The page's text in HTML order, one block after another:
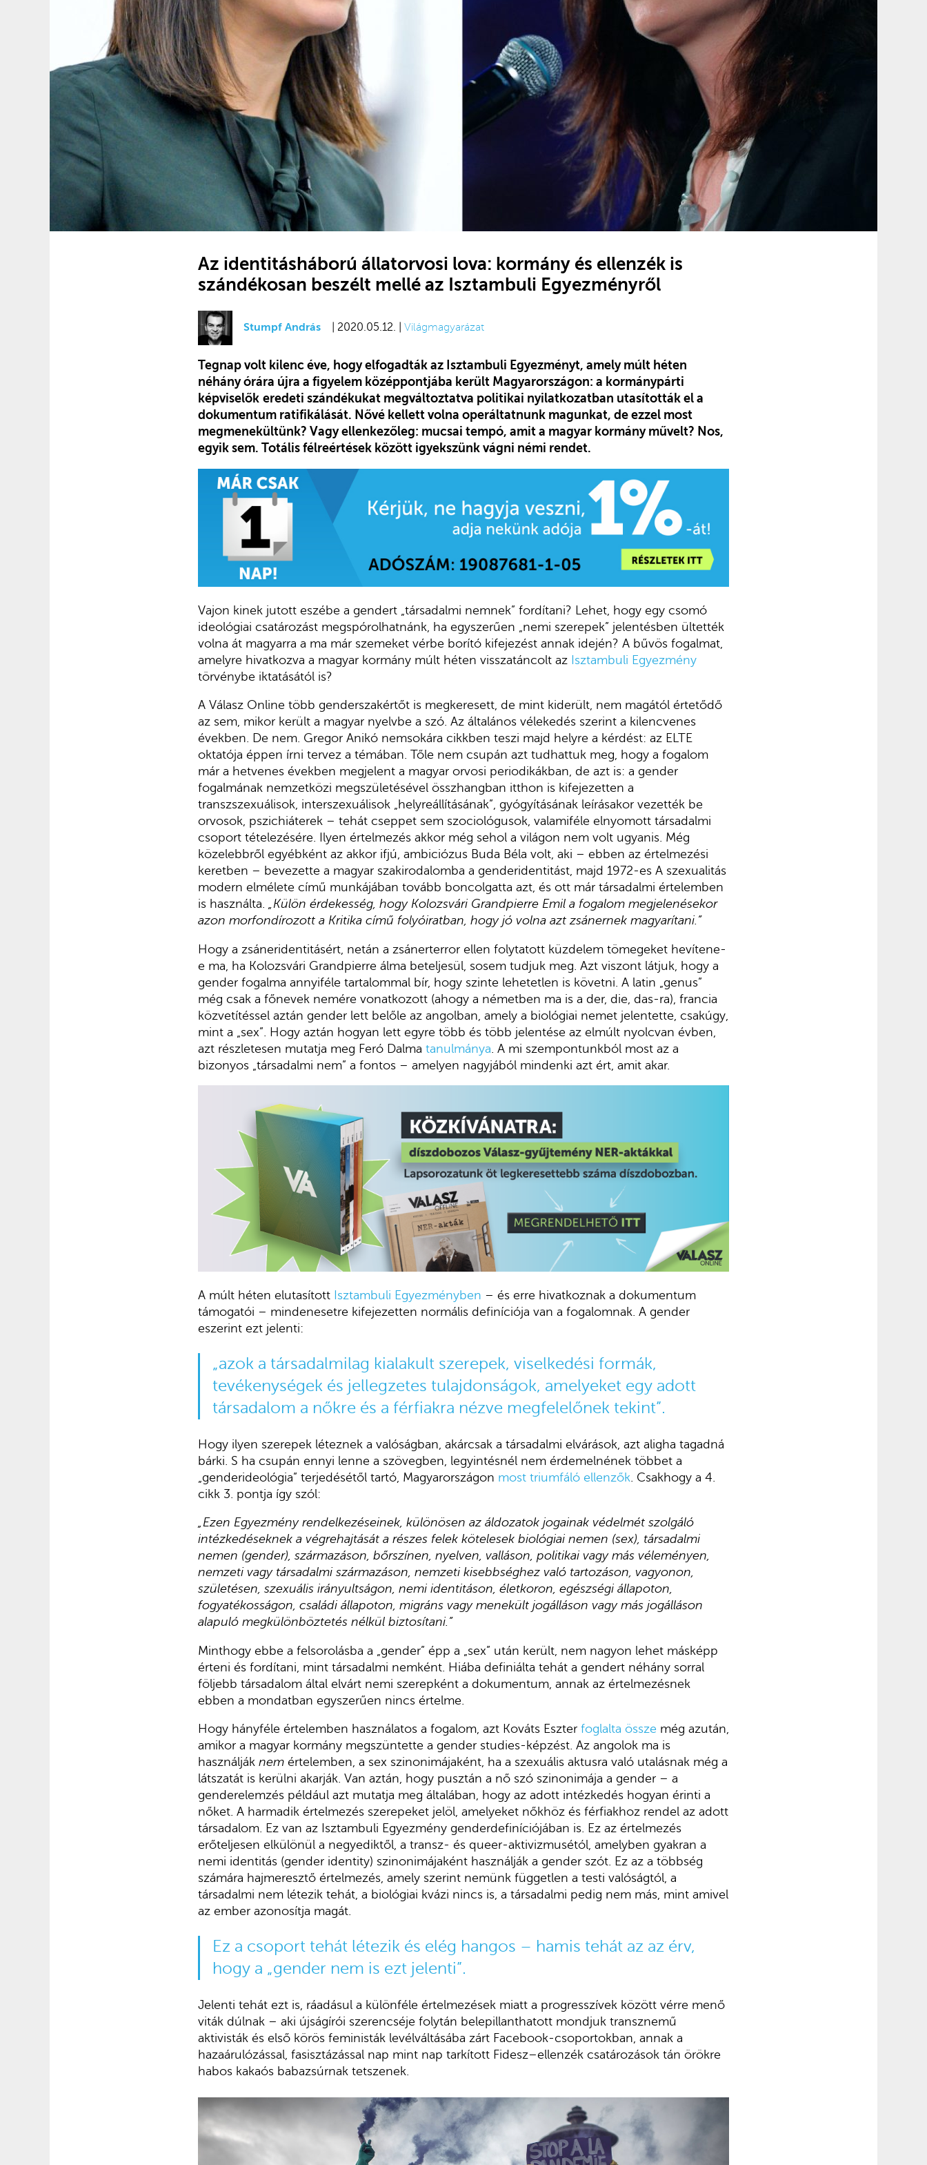
Az identitásháború állatorvosi lova: kormány és ellenzék is
szándékosan beszélt mellé az Isztambuli Egyezményről
Stumpf András | 2020.05.12. | Világmagyarázat
Tegnap volt kilenc éve, hogy elfogadták az Isztambuli Egyezményt, amely múlt héten
néhány órára újra a figyelem középpontjába került Magyarországon: a kormánypárti
képviselők eredeti szándékukat megváltoztatva politikai nyilatkozatban utasították el a
dokumentum ratifikálását. Nővé kellett volna operáltatnunk magunkat, de ezzel most
megmenekültünk? Vagy ellenkezőleg: mucsai tempó, amit a magyar kormány művelt? Nos,
egyik sem. Totális félreértések között igyekszünk vágni némi rendet.
Vajon kinek jutott eszébe a gendert „társadalmi nemnek” fordítani? Lehet, hogy egy csomó
ideológiai csatározást megspórolhatnánk, ha egyszerűen „nemi szerepek” jelentésben ültették
volna át magyarra a ma már szemeket vérbe borító kifejezést annak idején? A bűvös fogalmat,
amelyre hivatkozva a magyar kormány múlt héten visszatáncolt az Isztambuli Egyezmény
törvénybe iktatásától is?
A Válasz Online több genderszakértőt is megkeresett, de mint kiderült, nem magától értetődő
az sem, mikor került a magyar nyelvbe a szó. Az általános vélekedés szerint a kilencvenes
években. De nem. Gregor Anikó nemsokára cikkben teszi majd helyre a kérdést: az ELTE
oktatója éppen írni tervez a témában. Tőle nem csupán azt tudhattuk meg, hogy a fogalom
már a hetvenes években megjelent a magyar orvosi periodikákban, de azt is: a gender
fogalmának nemzetközi megszületésével összhangban itthon is kifejezetten a
transzszexuálisok, interszexuálisok „helyreállításának”, gyógyításának leírásakor vezették be
orvosok, pszichiáterek – tehát cseppet sem szociológusok, valamiféle elnyomott társadalmi
csoport tételezésére. Ilyen értelmezés akkor még sehol a világon nem volt ugyanis. Még
közelebbről egyébként az akkor ifjú, ambiciózus Buda Béla volt, aki – ebben az értelmezési
keretben – bevezette a magyar szakirodalomba a genderidentitást, majd 1972-es A szexualitás
modern elmélete című munkájában tovább boncolgatta azt, és ott már társadalmi értelemben
is használta. „Külön érdekesség, hogy Kolozsvári Grandpierre Emil a fogalom megjelenésekor
azon morfondírozott a Kritika című folyóiratban, hogy jó volna azt zsánernek magyarítani.”
Hogy a zsáneridentitásért, netán a zsánerterror ellen folytatott küzdelem tömegeket hevítene-
e ma, ha Kolozsvári Grandpierre álma beteljesül, sosem tudjuk meg. Azt viszont látjuk, hogy a
gender fogalma annyiféle tartalommal bír, hogy szinte lehetetlen is követni. A latin „genus”
még csak a főnevek nemére vonatkozott (ahogy a németben ma is a der, die, das-ra), francia
közvetítéssel aztán gender lett belőle az angolban, amely a biológiai nemet jelentette, csakúgy,
mint a „sex”. Hogy aztán hogyan lett egyre több és több jelentése az elmúlt nyolcvan évben,
azt részletesen mutatja meg Feró Dalma tanulmánya . A mi szempontunkból most az a
bizonyos „társadalmi nem” a fontos – amelyen nagyjából mindenki azt ért, amit akar.
A múlt héten elutasított Isztambuli Egyezményben – és erre hivatkoznak a dokumentum
támogatói – mindenesetre kifejezetten normális definíciója van a fogalomnak. A gender
eszerint ezt jelenti:
„azok a társadalmilag kialakult szerepek, viselkedési formák,
tevékenységek és jellegzetes tulajdonságok, amelyeket egy adott
társadalom a nőkre és a férfiakra nézve megfelelőnek tekint”.
Hogy ilyen szerepek léteznek a valóságban, akárcsak a társadalmi elvárások, azt aligha tagadná
bárki. S ha csupán ennyi lenne a szövegben, legyintésnél nem érdemelnének többet a
„genderideológia” terjedésétől tartó, Magyarországon most triumfáló ellenzők . Csakhogy a 4.
cikk 3. pontja így szól:
„Ezen Egyezmény rendelkezéseinek, különösen az áldozatok jogainak védelmét szolgáló
intézkedéseknek a végrehajtását a részes felek kötelesek biológiai nemen (sex), társadalmi
nemen (gender), származáson, bőrszínen, nyelven, valláson, politikai vagy más véleményen,
nemzeti vagy társadalmi származáson, nemzeti kisebbséghez való tartozáson, vagyonon,
születésen, szexuális irányultságon, nemi identitáson, életkoron, egészségi állapoton,
fogyatékosságon, családi állapoton, migráns vagy menekült jogálláson vagy más jogálláson
alapuló megkülönböztetés nélkül biztosítani.”
Minthogy ebbe a felsorolásba a „gender” épp a „sex” után került, nem nagyon lehet másképp
érteni és fordítani, mint társadalmi nemként. Hiába definiálta tehát a gendert néhány sorral
följebb társadalom által elvárt nemi szerepként a dokumentum, annak az értelmezésnek
ebben a mondatban egyszerűen nincs értelme.
Hogy hányféle értelemben használatos a fogalom, azt Kováts Eszter foglalta össze még azután,
amikor a magyar kormány megszüntette a gender studies-képzést. Az angolok ma is
használják nem értelemben, a sex szinonimájaként, ha a szexuális aktusra való utalásnak még a
látszatát is kerülni akarják. Van aztán, hogy pusztán a nő szó szinonimája a gender – a
genderelemzés például azt mutatja meg általában, hogy az adott intézkedés hogyan érinti a
nőket. A harmadik értelmezés szerepeket jelöl, amelyeket nőkhöz és férfiakhoz rendel az adott
társadalom. Ez van az Isztambuli Egyezmény genderdefiníciójában is. Ez az értelmezés
erőteljesen elkülönül a negyediktől, a transz- és queer-aktivizmusétól, amelyben gyakran a
nemi identitás (gender identity) szinonimájaként használják a gender szót. Ez az a többség
számára hajmeresztő értelmezés, amely szerint nemünk független a testi valóságtól, a
társadalmi nem létezik tehát, a biológiai kvázi nincs is, a társadalmi pedig nem más, mint amivel
az ember azonosítja magát.
Ez a csoport tehát létezik és elég hangos – hamis tehát az az érv,
hogy a „gender nem is ezt jelenti”.
Jelenti tehát ezt is, ráadásul a különféle értelmezések miatt a progresszívek között vérre menő
viták dúlnak – aki újságírói szerencséje folytán belepillanthatott mondjuk transznemű
aktivisták és első körös feministák levélváltásába zárt Facebook-csoportokban, annak a
hazaárulózással, fasisztázással nap mint nap tarkított Fidesz–ellenzék csatározások tán örökre
habos kakaós babazsúrnak tetszenek.